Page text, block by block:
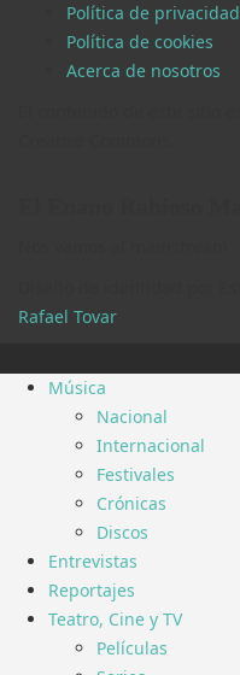
Política de privacidad
Política de cookies
Acerca de nosotros
Rafael Tovar.
Música
Nacional
Internacional
Festivales
Crónicas
Discos
Entrevistas
Reportajes
Teatro, Cine y TV
Películas